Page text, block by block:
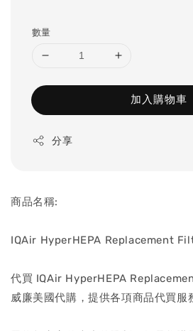
數量
加入購物車
分享
商品名稱:
IQAir HyperHEPA Replacement
代買 IQAir HyperHEPA
威廉美國代購，提供各項商品代買服